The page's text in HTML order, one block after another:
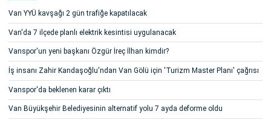
Van YYÜ kavşağı 2 gün trafiğe kapatılacak
Van'da 7 ilçede planlı elektrik kesintisi uygulanacak
Vanspor'un yeni başkanı Özgür İreç İlhan kimdir?
İş insanı Zahir Kandaşoğlu'ndan Van Gölü için 'Turizm Master Planı' çağrısı
Vanspor'da beklenen karar çıktı
Van Büyükşehir Belediyesinin alternatif yolu 7 ayda deforme oldu